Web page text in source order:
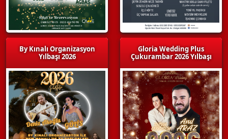
By Kınalı Organizasyon
Yılbaşı 2026
Gloria Wedding Plus
Çukurambar 2026 Yılbaşı